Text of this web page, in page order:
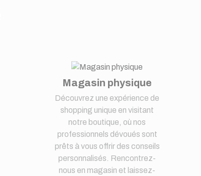
Magasin physique
Découvrez une expérience de
shopping unique en visitant
notre boutique, où nos
professionnels dévoués sont
prêts à vous offrir des conseils
personnalisés. Rencontrez-
nous en magasin et laissez-